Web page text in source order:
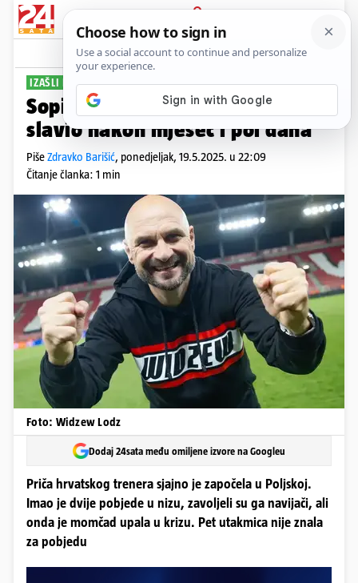
PRIJAVA
Sport Komentari
IZAŠLI IZ KRIZE
Sopić prekinuo crni niz. Widzew
slavio nakon mjesec i pol dana
PišeZdravko Barišić, ponedjeljak, 19.5.2025. u 22:09
Čitanje članka: 1 min
Foto: Widzew Lodz
Dodaj 24sata među omiljene izvore na Googleu
Priča hrvatskog trenera sjajno je započela u Poljskoj.
Imao je dvije pobjede u nizu, zavoljeli su ga navijači, ali
onda je momčad upala u krizu. Pet utakmica nije znala
za pobjedu